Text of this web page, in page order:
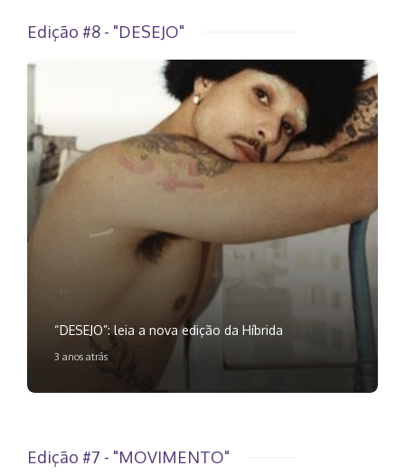
Edição #8 - "DESEJO"
“DESEJO”: leia a nova edição da Híbrida
3 anos atrás
Edição #7 - "MOVIMENTO"